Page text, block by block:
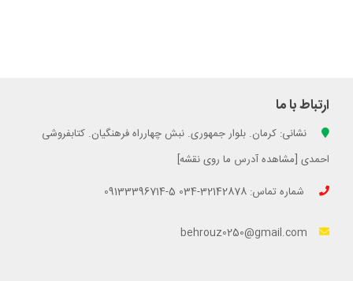
ارتباط با ما
نشانی: کرمان. بلوار جمهوری. نبش چهارراه فرهنگیان. کتابفروشی
احمدی [مشاهده آدرس ما روی نقشه]
شماره تماس: 32142878-034 5-09133396714
behrouz0250@gmail.com